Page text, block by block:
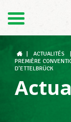
Le LCGB
ACTUALITÉS
PREMIÈRE
D’ETTELBRÜCK